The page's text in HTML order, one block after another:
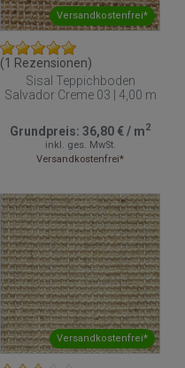
Versandkostenfrei*
(1 Rezensionen)
Sisal Teppichboden
Salvador Creme 03 | 4,00 m
Grundpreis: 36,80 €/ m2
inkl. ges. MwSt.
Versandkostenfrei*
Versandkostenfrei*